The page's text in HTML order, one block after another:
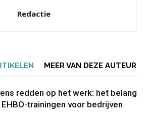
Redactie
MEER VAN DEZE AUTEUR
redden op het werk: het belang
EHBO-trainingen voor bedrijven